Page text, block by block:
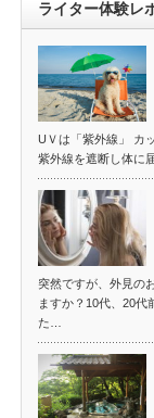
ライター体験レ
UＶは「紫外線」 カ
紫外線を遮断し体に
突然ですが、外見の
ますか？10代、20代
た…